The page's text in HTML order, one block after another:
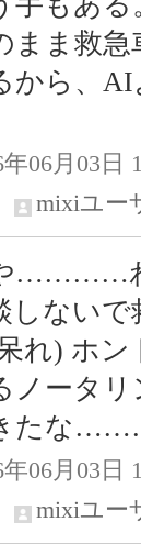
まま救急
から、AI
年06月03日
mixiユー
…………
しないで
れ) ホ
ノータリ
たな
年06月03日
mixiユー